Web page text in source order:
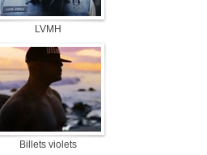
LVMH
Billets violets